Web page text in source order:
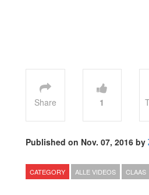
Share 1
Published on Nov. 07, 2016 by
CATEGORY ALLE VIDEOS CLAAS